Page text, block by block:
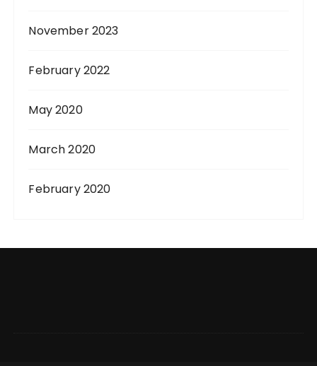
November 2023
February 2022
May 2020
March 2020
February 2020